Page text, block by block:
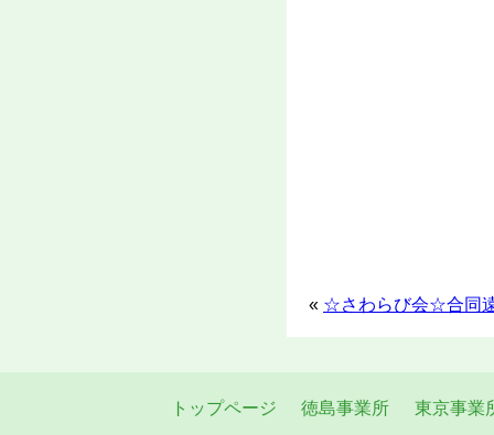
« ☆さわらび会☆合同
トップページ 徳島事業所 東京事業